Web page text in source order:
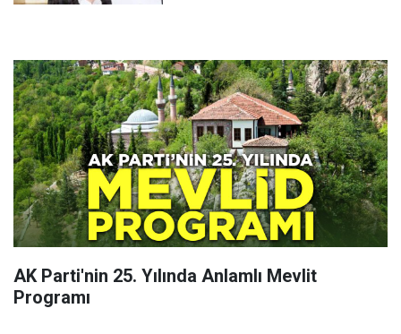
AK Parti'nin 25. Yılında Anlamlı Mevlit
Programı